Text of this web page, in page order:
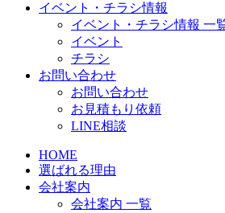
イベント・チラシ情報
イベント・チラシ情報 一
イベント
チラシ
お問い合わせ
お問い合わせ
お見積もり依頼
LINE相談
HOME
選ばれる理由
会社案内
会社案内 一覧